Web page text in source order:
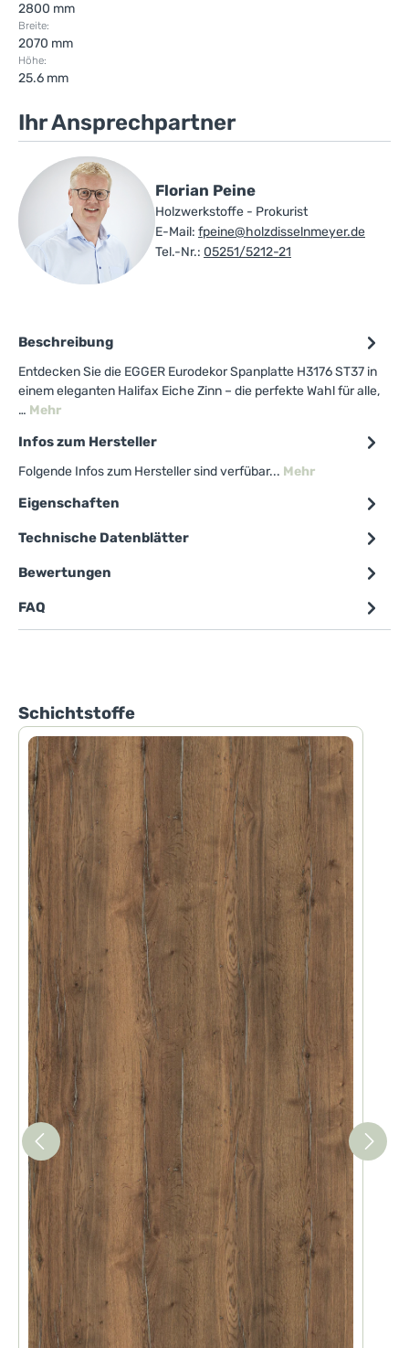
2800 mm
Breite:
2070 mm
Höhe:
25.6 mm
Ihr Ansprechpartner
Florian Peine
Holzwerkstoffe - Prokurist
E-Mail: fpeine@holzdisselnmeyer.de
Tel.-Nr.: 05251/5212-21
Beschreibung
Entdecken Sie die EGGER Eurodekor Spanplatte H3176 ST37 in
einem eleganten Halifax Eiche Zinn – die perfekte Wahl für alle,
… Mehr
Infos zum Hersteller
Folgende Infos zum Hersteller sind verfübar... Mehr
Eigenschaften
Technische Datenblätter
Bewertungen
FAQ
Produktgalerie überspringen
Schichtstoffe